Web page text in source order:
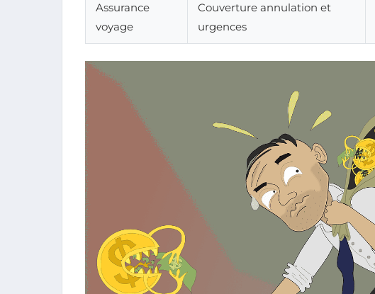
Assurance
voyage
Couverture annulation et
urgences